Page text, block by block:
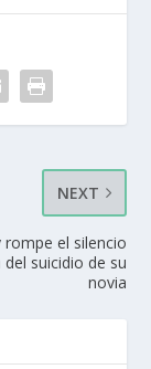
NEXT
rompe el silencio
del suicidio de su
novia